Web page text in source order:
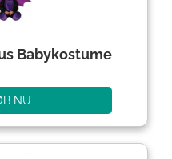
Babykostume
NU